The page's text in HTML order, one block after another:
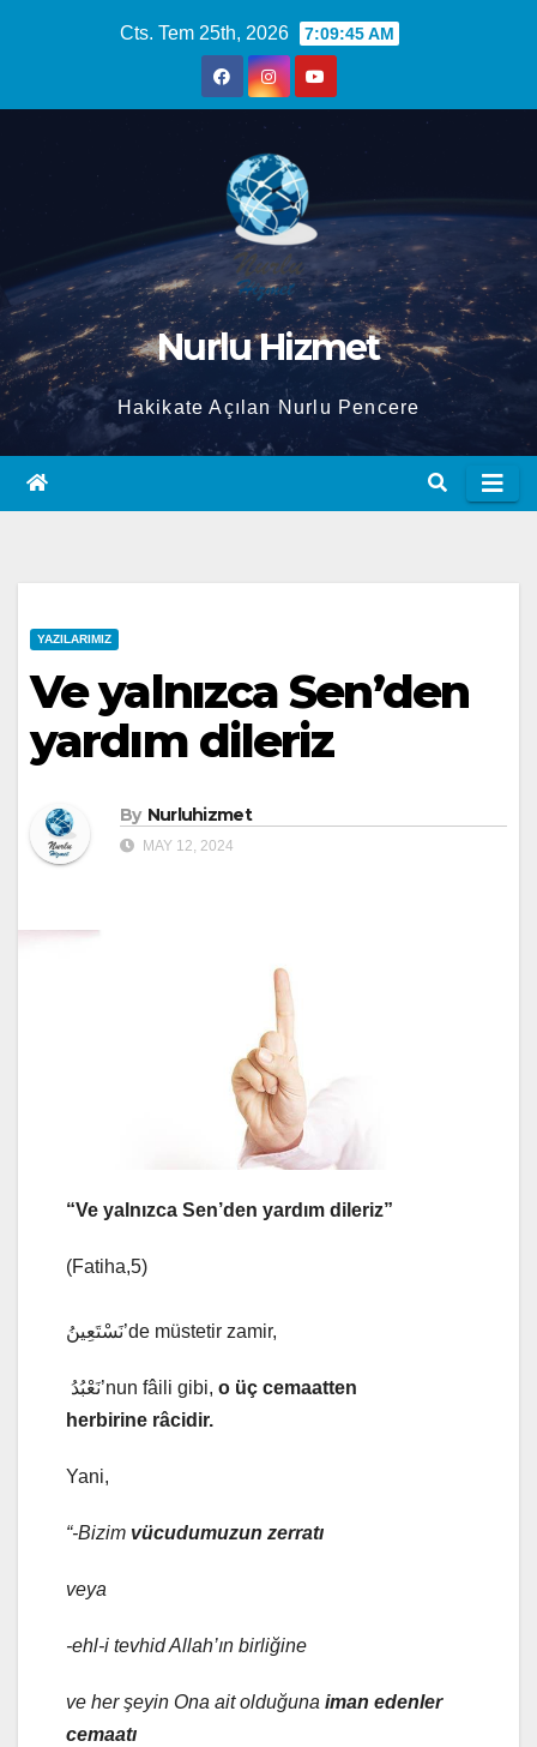
Cts. Tem 25th, 2026 7:09:46 AM
Nurlu Hizmet
Hakikate Açılan Nurlu Pencere
YAZILARIMIZ
Ve yalnızca Sen’den
yardım dileriz
By Nurluhizmet
MAY 12, 2024
“Ve yalnızca Sen’den yardım dileriz”
(Fatiha,5)
نَسْتَعِينُ’de müstetir zamir,
نَعْبُدُ’nun fâili gibi, o üç cemaatten
herbirine râcidir.
Yani,
“-Bizim vücudumuzun zerratı
veya
-ehl-i tevhidAllah’ın birliğine
ve her şeyin Ona ait olduğuna iman edenler
cemaatı